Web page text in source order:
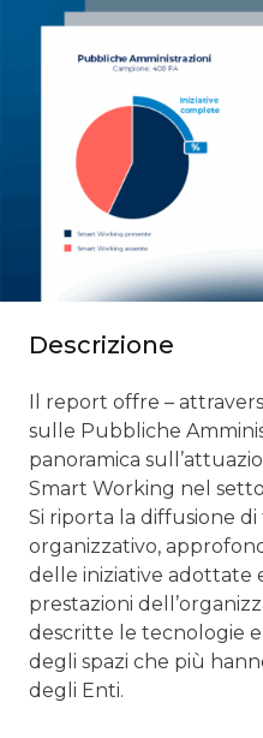
Descrizione
Il report offre –
sulle Pubbliche
panoramica
Smart Working nel
Si riporta la diffusione
organizzativo,
delle iniziative adottate
prestazioni
descritte le tecnologie
degli spazi che più
degli Enti.